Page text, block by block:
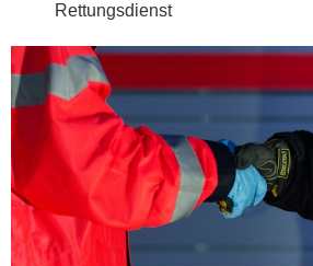
Rettungsdienst